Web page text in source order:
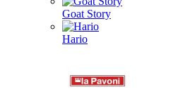
Goat Story
Hario